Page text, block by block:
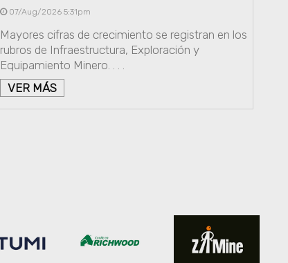
07/Aug/2026 5:31pm
Mayores cifras de crecimiento se registran en los
rubros de Infraestructura, Exploración y
Equipamiento Minero. . . .
VER MÁS